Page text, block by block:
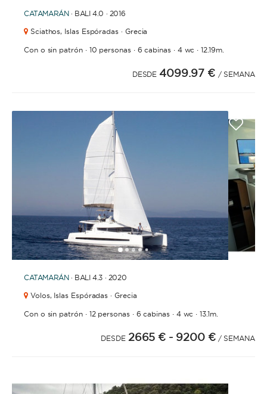
CATAMARÁN · BALI 4.0 · 2016
Sciathos, Islas Espóradas · Grecia
Con o sin patrón· 10 personas· 6 cabinas· 4 wc ·12.19m.
DESDE 4099.97 € / SEMANA
12345 6789101112131415161718192021
CATAMARÁN · BALI 4.3 · 2020
Volos, Islas Espóradas · Grecia
Con o sin patrón· 12 personas· 6 cabinas· 4 wc ·13.1m.
DESDE 2665 € - 9200 € / SEMANA